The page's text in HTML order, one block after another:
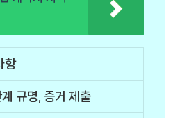
항
규명, 증거 제출